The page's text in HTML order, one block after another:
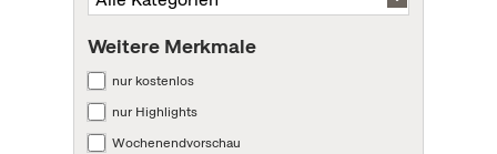
Weitere Merkmale
nur kostenlos
nur Highlights
Wochenendvorschau